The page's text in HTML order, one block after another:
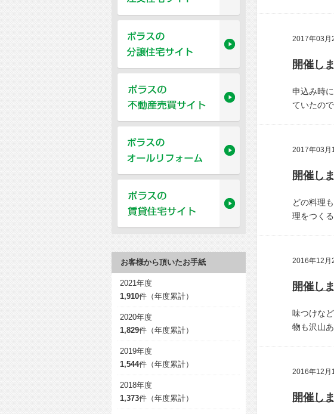
2017年03
申込み時
ていたの
2017年03
どの料理
理をつく
2016年12
味つけな
物も沢山
2016年12
お客様から頂いたお手紙
2021年度
1,910件（年度累計）
2020年度
1,829件（年度累計）
2019年度
1,544件（年度累計）
2018年度
1,373件（年度累計）